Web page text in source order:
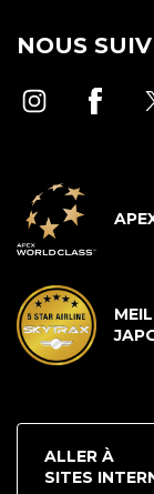
NOUS
ALLER À
SITES